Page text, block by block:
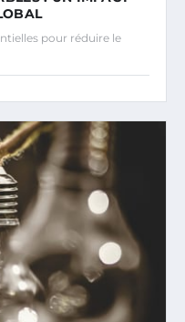
pour réduire le